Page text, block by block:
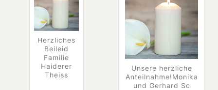
Herzliches
Beileid
Familie
Haiderer
Theiss
Unsere herzliche
Anteilnahme!Monika
und Gerhard Sc